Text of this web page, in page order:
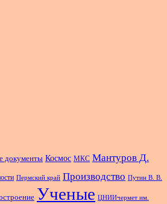
документы Космос МКС Мантуров Д.
Пермский край Производство Путин В. В.
Ученые ЦНИИчермет им.